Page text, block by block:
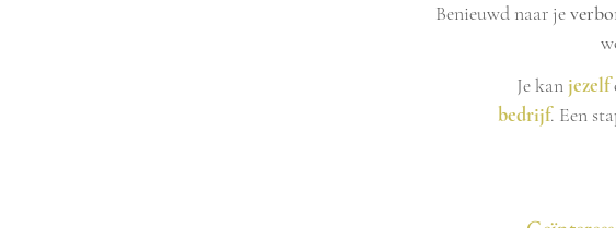
Benieuwd naar je
Je kan jezelf
bedrijf. Een